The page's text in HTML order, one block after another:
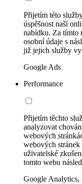
Přijetím této
úspěšnost naší
nabídku. Za tímto
osobní údaje s
již jejich služby
Google Ads
Performance
Přijetím těchto
analyzovat
webových
webových stránek
uživatelské
tomto webu
Google Analytics,